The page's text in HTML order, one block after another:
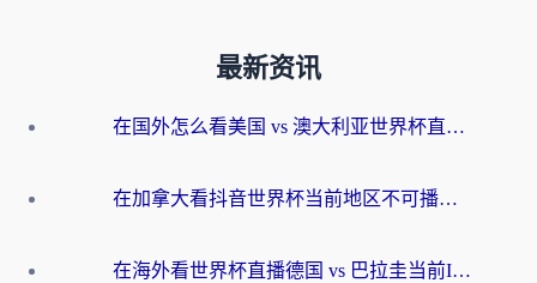
最新资讯
在国外怎么看美国 vs 澳大利亚世界杯直播？海外党必藏的中文解说观赛指南
在加拿大看抖音世界杯当前地区不可播放？海外党体育观赛终极指南
在海外看世界杯直播德国 vs 巴拉圭当前IP受限制？这篇指南帮你轻松解决地区限制